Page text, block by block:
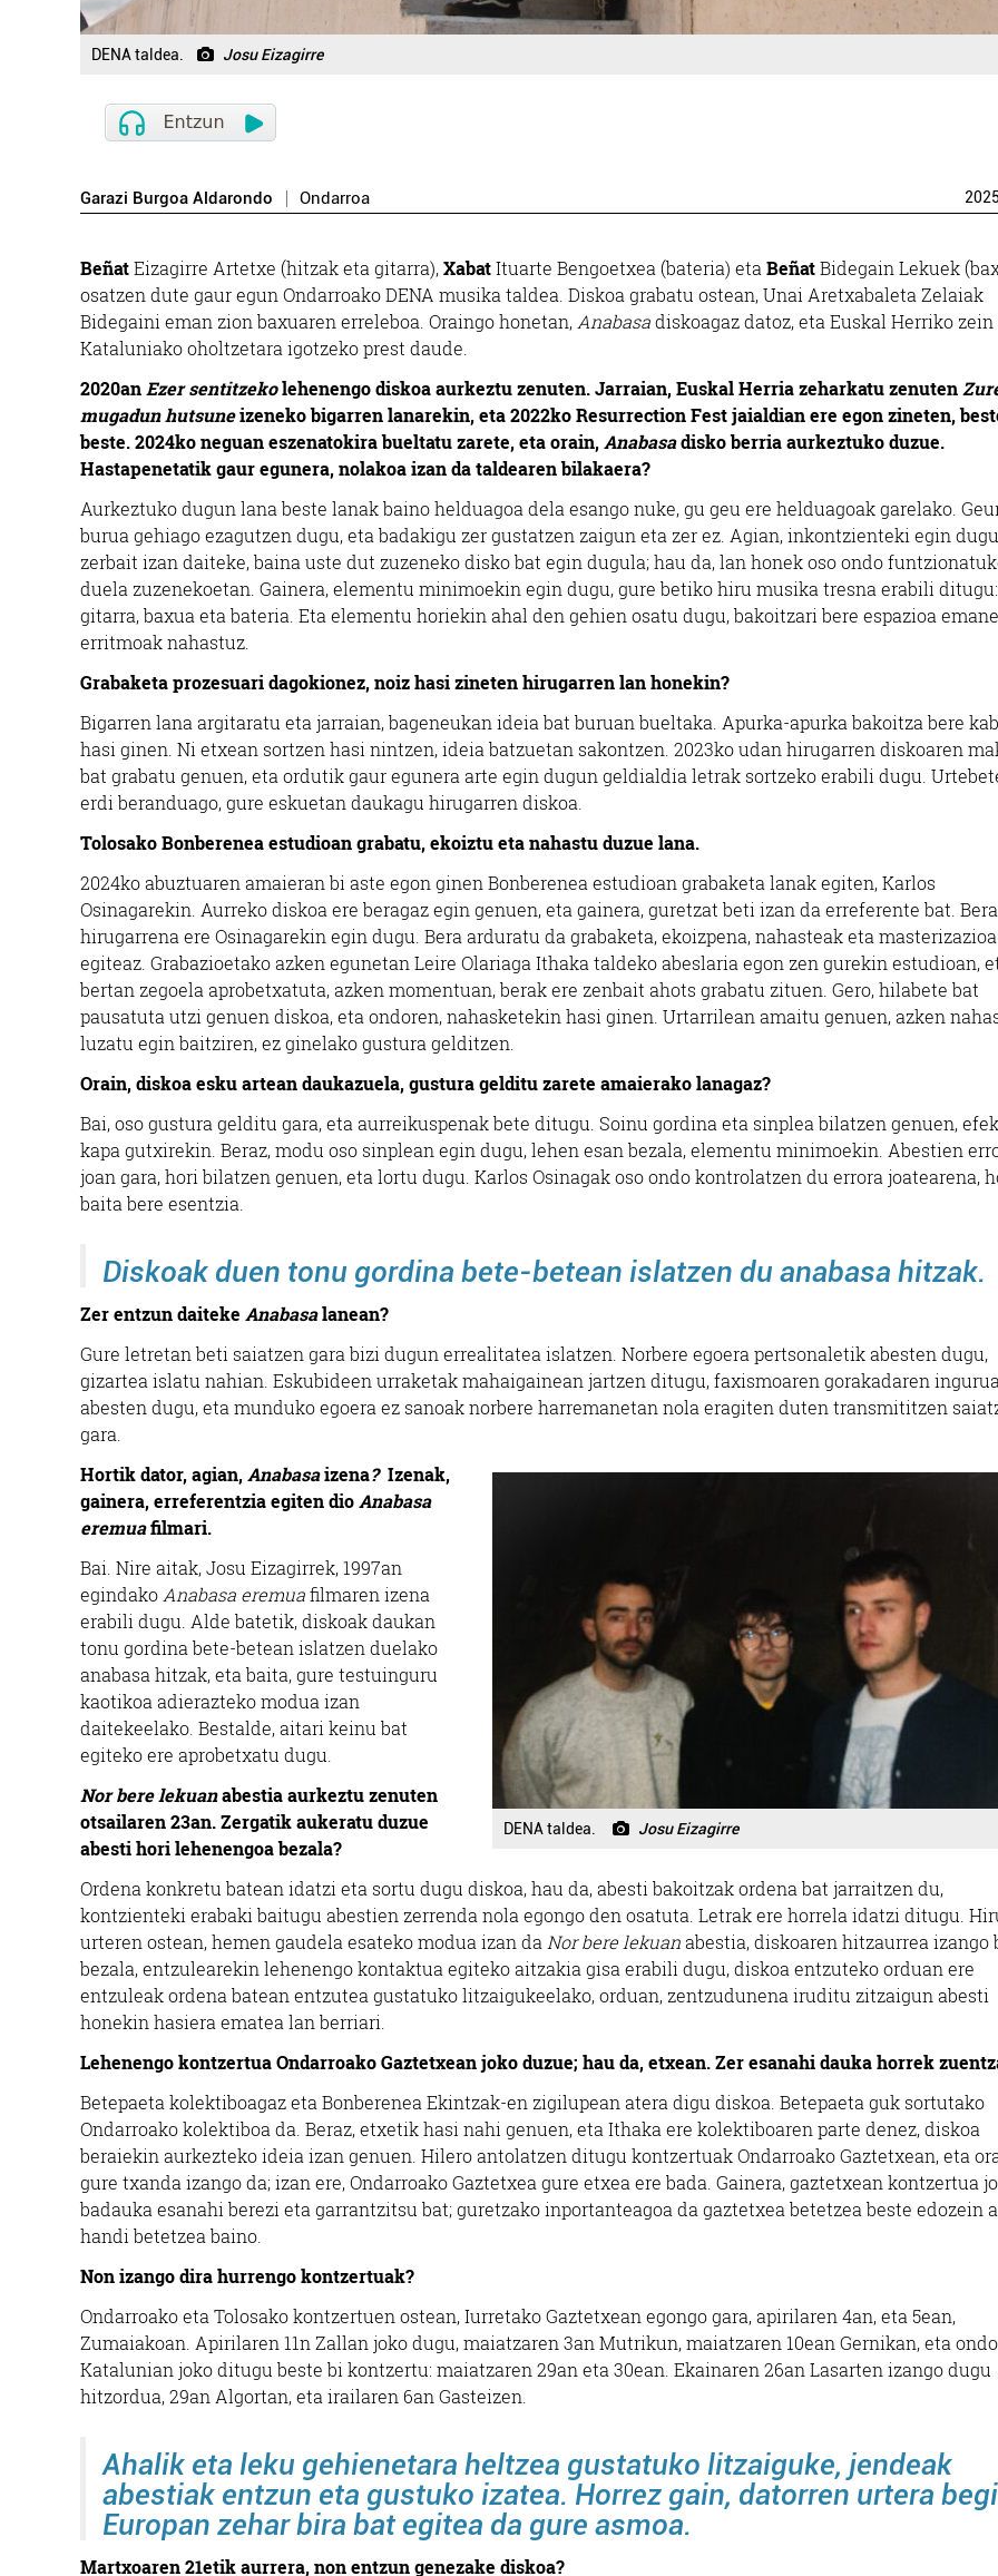
DENA taldea. Josu Eizagirre
Garazi Burgoa Aldarondo Ondarroa 2025
BeñatEizagirre Artetxe (hitzak eta gitarra),XabatItuarte Bengoetxea (bateria) eta BeñatBidegain Lekuek
osatzen dute gaur egun Ondarroako DENA musika taldea. Diskoa grabatu ostean, Unai Aretxabaleta Zelaiak
Bidegaini eman zion baxuaren erreleboa. Oraingo honetan, Anabasadiskoagaz datoz, eta Euskal Herriko zein
Kataluniako oholtzetara igotzeko prest daude.
2020anEzer sentitzekolehenengo diskoa aurkeztu zenuten. Jarraian, Euskal Herria zeharkatu zenuten
mugadun hutsuneizeneko bigarren lanarekin, eta 2022ko Resurrection Fest jaialdian ere egon zineten,
beste. 2024ko neguan eszenatokira bueltatu zarete, eta orain,Anabasadisko berria aurkeztuko duzue.
Hastapenetatik gaur egunera, nolakoa izan da taldearen bilakaera?
Aurkeztuko dugun lana beste lanak baino helduagoa dela esango nuke, gu geu ere helduagoak garelako.
burua gehiago ezagutzen dugu, eta badakigu zer gustatzen zaigun eta zer ez. Agian, inkontzienteki egin
zerbait izan daiteke, baina uste dut zuzeneko disko bat egin dugula; hau da, lan honek oso ondo
duela zuzenekoetan. Gainera, elementu minimoekin egin dugu, gure betiko hiru musika tresna erabili ditugu:
gitarra, baxua eta bateria. Eta elementu horiekin ahal den gehien osatu dugu, bakoitzari bere espazioa
erritmoak nahastuz.
Grabaketa prozesuari dagokionez, noiz hasi zineten hirugarren lan honekin?
Bigarren lana argitaratu eta jarraian, bageneukan ideia bat buruan bueltaka. Apurka-apurka bakoitza bere
hasi ginen. Ni etxean sortzen hasi nintzen, ideia batzuetan sakontzen. 2023ko udan hirugarren diskoaren
bat grabatu genuen, eta ordutik gaur egunera arte egin dugun geldialdia letrak sortzeko erabili dugu.
erdi beranduago, gure eskuetan daukagu hirugarren diskoa.
Tolosako Bonberenea estudioan grabatu, ekoiztu eta nahastu duzue lana.
2024ko abuztuaren amaieran bi aste egon ginen Bonberenea estudioan grabaketa lanak egiten, Karlos
Osinagarekin. Aurreko diskoa ere beragaz egin genuen, eta gainera, guretzat beti izan da erreferente bat.
hirugarrena ere Osinagarekin egin dugu. Bera arduratu da grabaketa, ekoizpena, nahasteak eta masterizazioa
egiteaz. Grabazioetako azken egunetan Leire Olariaga Ithaka taldeko abeslaria egon zen gurekin estudioan,
bertan zegoela aprobetxatuta, azken momentuan, berak ere zenbait ahots grabatu zituen. Gero, hilabete bat
pausatuta utzi genuen diskoa, eta ondoren, nahasketekin hasi ginen. Urtarrilean amaitu genuen, azken
luzatu egin baitziren, ez ginelako gustura gelditzen.
Orain, diskoa esku artean daukazuela, gustura gelditu zarete amaierako lanagaz?
Bai, oso gustura gelditu gara, eta aurreikuspenak bete ditugu. Soinu gordina eta sinplea bilatzen genuen,
kapa gutxirekin. Beraz, modu oso sinplean egin dugu, lehen esan bezala, elementu minimoekin. Abestien
joan gara, hori bilatzen genuen, eta lortu dugu. Karlos Osinagak oso ondo kontrolatzen du errora joatearena,
baita bere esentzia.
Diskoak duen tonu gordina bete-betean islatzen du anabasa hitzak.
Zer entzun daiteke Anabasalanean?
Gure letretan beti saiatzen gara bizi dugun errealitatea islatzen. Norbere egoera pertsonaletik abesten dugu,
gizartea islatu nahian. Eskubideen urraketak mahaigainean jartzen ditugu, faxismoaren gorakadaren
abesten dugu, eta munduko egoera ez sanoak norbere harremanetan nola eragiten duten transmititzen
gara.
DENA taldea. Josu Eizagirre
Hortik dator, agian,Anabasaizena? Izenak,
gainera, erreferentzia egiten dioAnabasa
eremuafilmari.
Bai. Nire aitak, Josu Eizagirrek, 1997an
egindako Anabasa eremuafilmaren izena
erabili dugu. Alde batetik, diskoak daukan
tonu gordina bete-betean islatzen duelako
anabasa hitzak, eta baita, gure testuinguru
kaotikoa adierazteko modua izan
daitekeelako. Bestalde, aitari keinu bat
egiteko ere aprobetxatu dugu.
Nor bere lekuanabestia aurkeztu zenuten
otsailaren 23an. Zergatik aukeratu duzue
abesti hori lehenengoa bezala?
Ordena konkretu batean idatzi eta sortu dugu diskoa, hau da, abesti bakoitzak ordena bat jarraitzen du,
kontzienteki erabaki baitugu abestien zerrenda nola egongo den osatuta. Letrak ere horrela idatzi ditugu.
urteren ostean, hemen gaudela esateko modua izan da Nor bere lekuanabestia, diskoaren hitzaurrea izango
bezala, entzulearekin lehenengo kontaktua egiteko aitzakia gisa erabili dugu, diskoa entzuteko orduan ere
entzuleak ordena batean entzutea gustatuko litzaigukeelako, orduan, zentzudunena iruditu zitzaigun abesti
honekin hasiera ematea lan berriari.
Lehenengo kontzertua Ondarroako Gaztetxean joko duzue; hau da, etxean. Zer esanahi dauka horrek
Betepaeta kolektiboagaz eta Bonberenea Ekintzak-en zigilupean atera digu diskoa. Betepaeta guk sortutako
Ondarroako kolektiboa da. Beraz, etxetik hasi nahi genuen, eta Ithaka ere kolektiboaren parte denez, diskoa
beraiekin aurkezteko ideia izan genuen. Hilero antolatzen ditugu kontzertuak Ondarroako Gaztetxean, eta
gure txanda izango da; izan ere, Ondarroako Gaztetxea gure etxea ere bada. Gainera, gaztetxean kontzertua
badauka esanahi berezi eta garrantzitsu bat; guretzako inportanteagoa da gaztetxea betetzea beste edozein
handi betetzea baino.
Non izango dira hurrengo kontzertuak?
Ondarroako eta Tolosako kontzertuen ostean, Iurretako Gaztetxean egongo gara, apirilaren 4an, eta 5ean,
Zumaiakoan. Apirilaren 11n Zallan joko dugu, maiatzaren 3an Mutrikun, maiatzaren 10ean Gernikan, eta
Katalunian joko ditugu beste bi kontzertu: maiatzaren 29an eta 30ean. Ekainaren 26an Lasarten izango dugu
hitzordua, 29an Algortan, eta irailaren 6an Gasteizen.
Ahalik eta leku gehienetara heltzea gustatuko litzaiguke, jendeak
abestiak entzun eta gustuko izatea. Horrez gain, datorren urtera
Europan zehar bira bat egitea da gure asmoa.
Martxoaren 21etik aurrera, non entzun genezake diskoa?